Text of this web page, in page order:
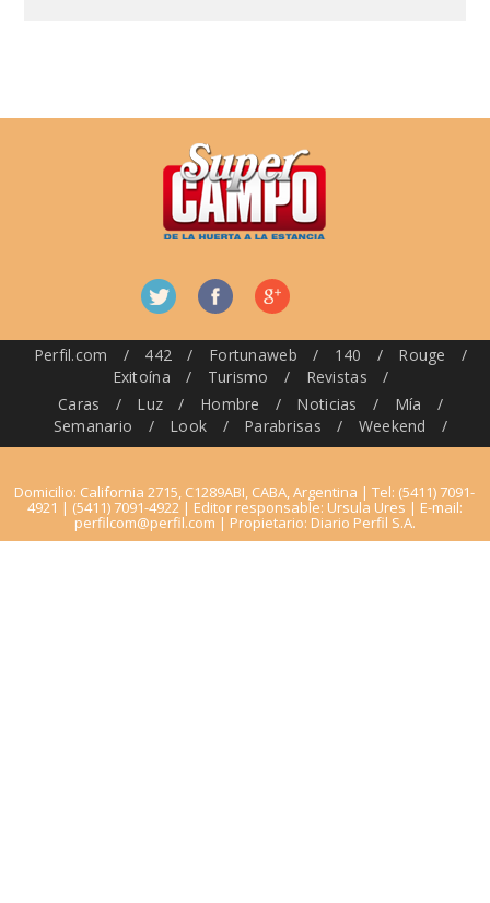
Perfil.com / 442 / Fortunaweb / 140 / Rouge
/
Exitoína
/ Turismo / Revistas
/
Caras
/ Luz / Hombre / Noticias / Mía
/
Semanario
/ Look / Parabrisas / Weekend /
Domicilio: California 2715, C1289ABI, CABA, Argentina | Tel: (5411) 7091-
4921 | (5411) 7091-4922 | Editor responsable: Ursula Ures | E-mail:
perfilcom@perfil.com | Propietario: Diario Perfil S.A.